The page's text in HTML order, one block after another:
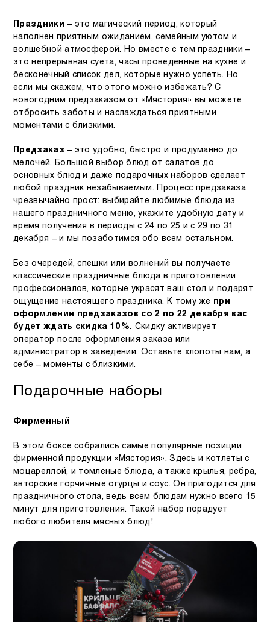
Праздники – это магический период, который
наполнен приятным ожиданием, семейным уютом и
волшебной атмосферой. Но вместе с тем праздники –
это непрерывная суета, часы проведенные на кухне и
бесконечный список дел, которые нужно успеть. Но
если мы скажем, что этого можно избежать? С
новогодним предзаказом от «Мястория» вы можете
отбросить заботы и наслаждаться приятными
моментами с близкими.
Предзаказ – это удобно, быстро и продуманно до
мелочей. Большой выбор блюд от салатов до
основных блюд и даже подарочных наборов сделает
любой праздник незабываемым. Процесс предзаказа
чрезвычайно прост: выбирайте любимые блюда из
нашего праздничного меню, укажите удобную дату и
время получения в периоды с 24 по 25 и с 29 по 31
декабря – и мы позаботимся обо всем остальном.
Без очередей, спешки или волнений вы получаете
классические праздничные блюда в приготовлении
профессионалов, которые украсят ваш стол и подарят
ощущение настоящего праздника. К тому же
при
оформлении предзаказов со 2 по 22 декабря вас
будет ждать скидка 10%. Скидку активирует
оператор после оформления заказа или
администратор в заведении. Оставьте хлопоты нам, а
себе – моменты с близкими.
Подарочные наборы
Фирменный
В этом боксе собрались самые популярные позиции
фирменной продукции «Мястория». Здесь и котлеты с
моцареллой, и томленые блюда, а также крылья, ребра,
авторские горчичные огурцы и соус. Он пригодится для
праздничного стола, ведь всем блюдам нужно всего 15
минут для приготовления. Такой набор порадует
любого любителя мясных блюд!